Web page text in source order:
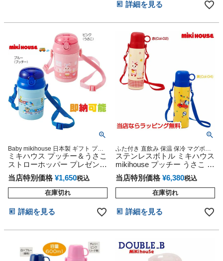
詳細を見る
Baby mikihouse 日本製 ギフト プレ
ゼント ラッピング
ミキハウス プッチー＆うさこ
ストローホッパー プレゼント
水筒
当店特別価格 ¥1,650税込
在庫切れ
詳細を見る
ふた付き 直飲み 保温 保冷 マグボト
ル 子供用 赤ちゃん用 男の子 女の子
ラッピング プレゼント ギフト
ステンレスボトル ミキハウス
mikihouse プッチー うさこ 水
筒
当店特別価格 ¥6,380税込
在庫切れ
詳細を見る